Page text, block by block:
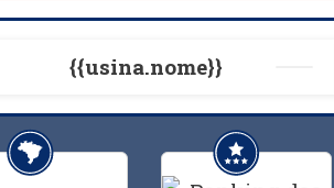
{{usina.nome}}